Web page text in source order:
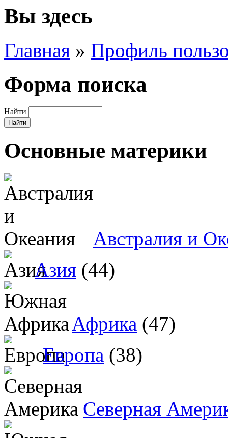
Вы здесь
Главная » Профиль
Форма поиска
Найти
Основные материки
Австралия и
Азия (44)
Африка (47)
Европа (38)
Северная